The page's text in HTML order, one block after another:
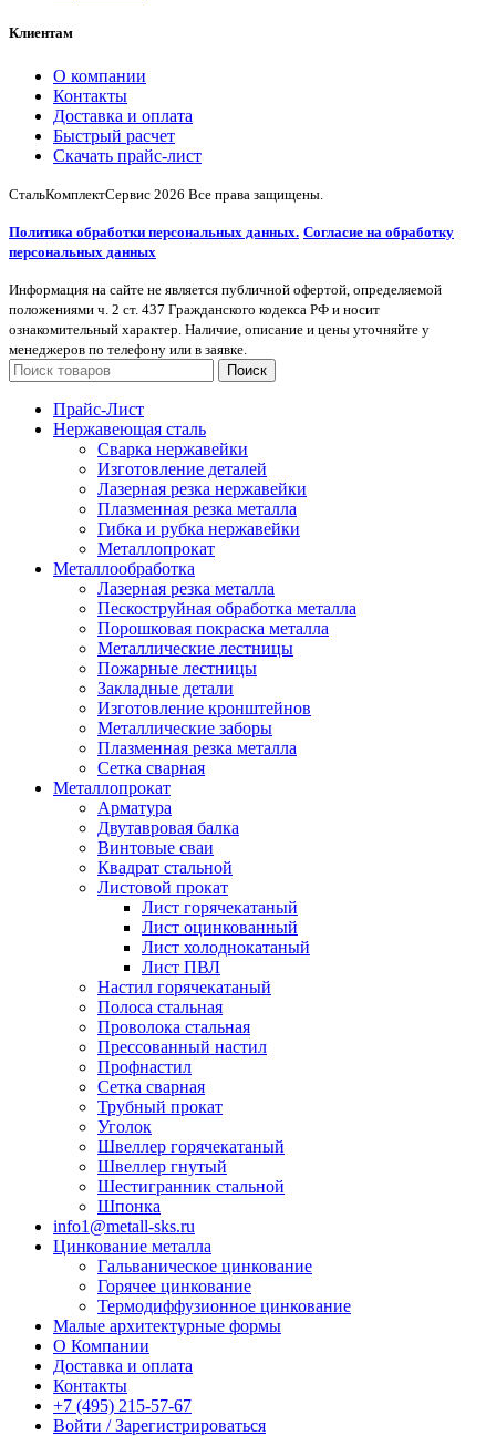
Клиентам
О компании
Контакты
Доставка и оплата
Быстрый расчет
Скачать прайс-лист
СтальКомплектСервис 2026 Все права защищены.
Политика обработки персональных данных. Согласие на обработку
персональных данных
Информация на сайте не является публичной офертой, определяемой
положениями ч. 2 ст. 437 Гражданского кодекса РФ и носит
ознакомительный характер. Наличие, описание и цены уточняйте у
менеджеров по телефону или в заявке.
Поиск
Прайс-Лист
Нержавеющая сталь
Сварка нержавейки
Изготовление деталей
Лазерная резка нержавейки
Плазменная резка металла
Гибка и рубка нержавейки
Металлопрокат
Металлообработка
Лазерная резка металла
Пескоструйная обработка металла
Порошковая покраска металла
Металлические лестницы
Пожарные лестницы
Закладные детали
Изготовление кронштейнов
Металлические заборы
Плазменная резка металла
Сетка сварная
Металлопрокат
Арматура
Двутавровая балка
Винтовые сваи
Квадрат стальной
Листовой прокат
Лист горячекатаный
Лист оцинкованный
Лист холоднокатаный
Лист ПВЛ
Настил горячекатаный
Полоса стальная
Проволока стальная
Прессованный настил
Профнастил
Сетка сварная
Трубный прокат
Уголок
Швеллер горячекатаный
Швеллер гнутый
Шестигранник стальной
Шпонка
info1@metall-sks.ru
Цинкование металла
Гальваническое цинкование
Горячее цинкование
Термодиффузионное цинкование
Малые архитектурные формы
О Компании
Доставка и оплата
Контакты
+7 (495) 215-57-67
Войти / Зарегистрироваться